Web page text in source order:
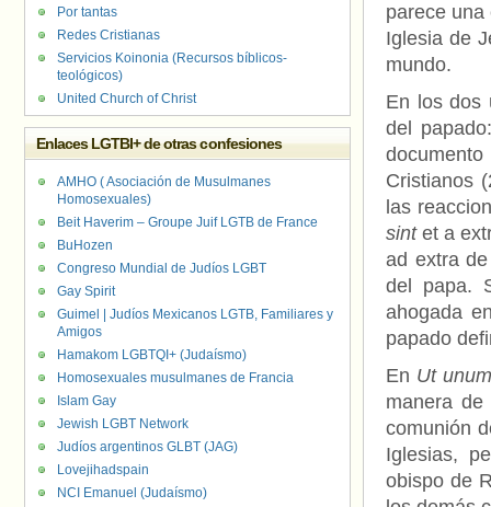
parece
Iglesia de
mundo.
En los dos
del
Cristianos
las
sintet a
ad extra
del papa.
ahogada
papado
En Ut
manera
comunión
Iglesias,
obispo de
Por tantas
Redes Cristianas
Servicios Koinonia (Recursos bíblicos-
teológicos)
United Church of Christ
Enlaces LGTBI+ de otras confesiones
AMHO ( Asociación de Musulmanes
Homosexuales)
Beit Haverim – Groupe Juif LGTB de France
BuHozen
Congreso Mundial de Judíos LGBT
Gay Spirit
Guimel | Judíos Mexicanos LGTB, Familiares y
Amigos
Hamakom LGBTQI+ (Judaísmo)
Homosexuales musulmanes de Francia
Islam Gay
Jewish LGBT Network
Judíos argentinos GLBT (JAG)
Lovejihadspain
NCI Emanuel (Judaísmo)